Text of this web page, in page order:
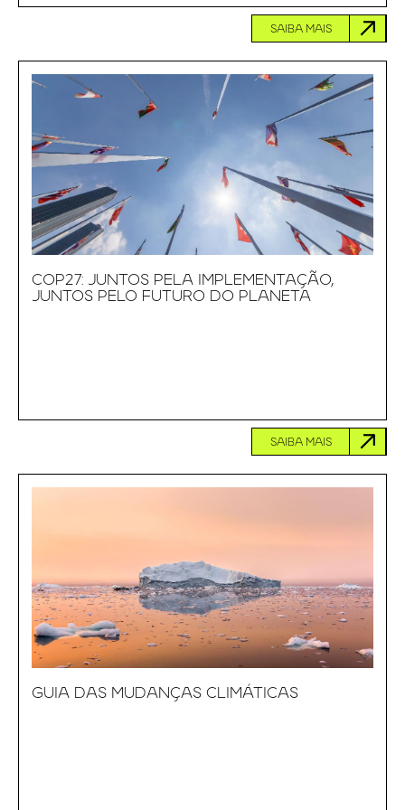
SAIBA MAIS
COP27: JUNTOS PELA IMPLEMENTAÇÃO,
JUNTOS PELO FUTURO DO PLANETA
SAIBA MAIS
GUIA DAS MUDANÇAS CLIMÁTICAS